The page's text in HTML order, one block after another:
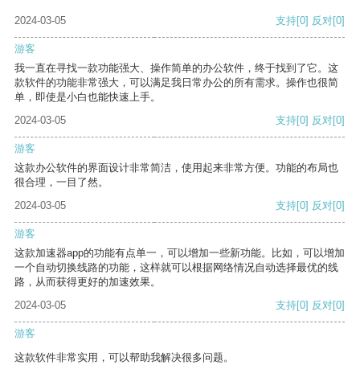
2024-03-05 支持[0] 反对[0]
游客
我一直在寻找一款功能强大、操作简单的办公软件，终于找到了它。这
款软件的功能非常强大，可以满足我日常办公的所有需求。操作也很简
单，即使是小白也能快速上手。
2024-03-05
支持[0] 反对[0]
游客
这款办公软件的界面设计非常简洁，使用起来非常方便。功能的布局也
很合理，一目了然。
2024-03-05
支持[0] 反对[0]
游客
这款加速器app的功能有点单一，可以增加一些新功能。比如，可以增加
一个自动切换线路的功能，这样就可以根据网络情况自动选择最优的线
路，从而获得更好的加速效果。
2024-03-05
支持[0] 反对[0]
游客
这款软件非常实用，可以帮助我解决很多问题。